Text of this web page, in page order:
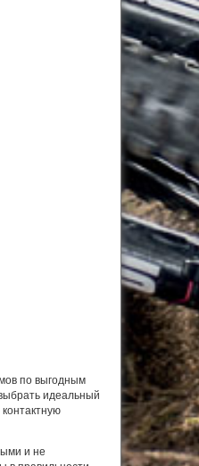
по выгодным
идеальный
и не